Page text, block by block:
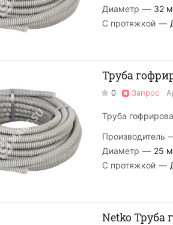
Диаметр — 32
С протяжкой —
Труба
0 Запрос
Труба
Производитель
Диаметр — 25
С протяжкой —
Netko Труба